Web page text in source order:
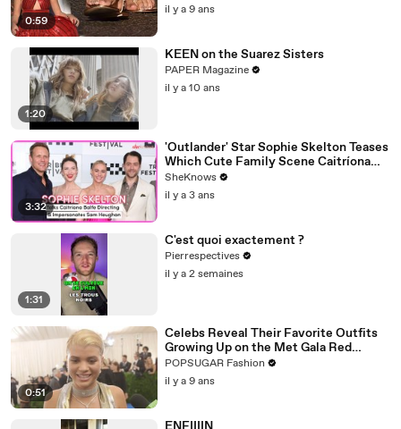
0:59
il y a 9 ans
1:20
KEEN on the Suarez Sisters
PAPER Magazine
il y a 10 ans
3:32
'Outlander' Star Sophie Skelton Teases
Which Cute Family Scene Caitríona
Balfe Directed & Gives the Ultimate
Sam Heughan Impersonation
SheKnows
il y a 3 ans
1:31
C'est quoi exactement ?
Pierrespectives
il y a 2 semaines
0:51
Celebs Reveal Their Favorite Outfits
Growing Up on the Met Gala Red
Carpet
POPSUGAR Fashion
il y a 9 ans